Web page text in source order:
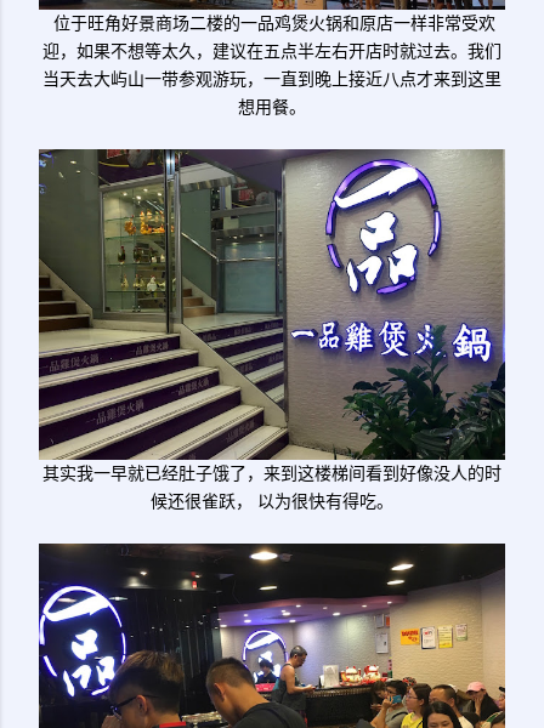
位于旺角好景商场二楼的一品鸡煲火锅和原店一样非常受欢
迎，如果不想等太久，建议在五点半左右开店时就过去。我们
当天去大屿山一带参观游玩，一直到晚上接近八点才来到这里
想用餐。
其实我一早就已经肚子饿了，来到这楼梯间看到好像没人的时
候还很雀跃， 以为很快有得吃。